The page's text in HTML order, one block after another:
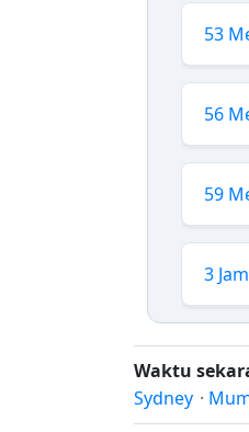
53
56
59
3 Jam
Waktu
Sydney ·